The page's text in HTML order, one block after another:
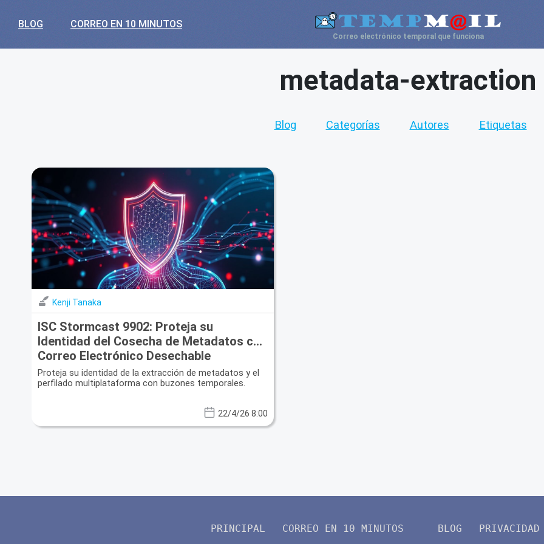
BLOG CORREO EN 10 MINUTOS
Correo electrónico temporal que funciona
metadata-extraction
Blog Categorías Autores Etiquetas
Kenji Tanaka
ISC Stormcast 9902: Proteja su
Identidad del Cosecha de Metadatos con
Correo Electrónico Desechable
Proteja su identidad de la extracción de metadatos y el
perfilado multiplataforma con buzones temporales.
22/4/26 8:00
PRINCIPAL CORREO EN 10 MINUTOS BLOG PRIVACIDAD